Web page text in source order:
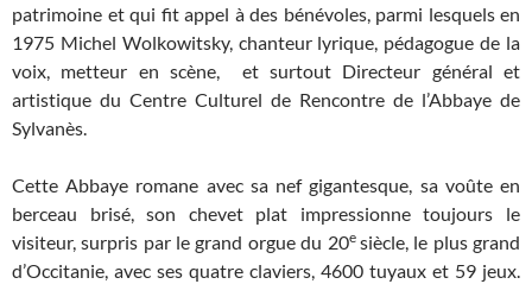
patrimoine et qui fit appel à des bénévoles, parmi lesquels en
1975 Michel Wolkowitsky, chanteur lyrique, pédagogue de la
voix, metteur en scène, et surtout Directeur général et
artistique du Centre Culturel de Rencontre de l’Abbaye de
Sylvanès.
Cette Abbaye romane avec sa nef gigantesque, sa voûte en
berceau brisé, son chevet plat impressionne toujours le
visiteur, surpris par le grand orgue du 20e siècle, le plus grand
d’Occitanie, avec ses quatre claviers, 4600 tuyaux et 59 jeux.